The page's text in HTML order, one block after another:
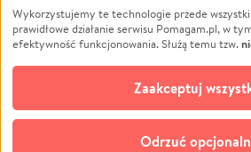
Pomoc Finansowa
Projekty
Pogrzeb
Społeczność lokalna
Kultura
Wykorzystujemy te technologie przede
prawidłowe działanie serwisu Pomagam.pl, w
efektywność funkcjonowania. Służą temu tzw.
opcjonalnych plików
technologii do celów analitycznych i
zgodę na ich stosowanie lub jej odmówić. W
możliwość zmiany swoich preferencji na stronie
do której link znajdziesz w stopce serwisu
Odrzuć
Zaakceptuj